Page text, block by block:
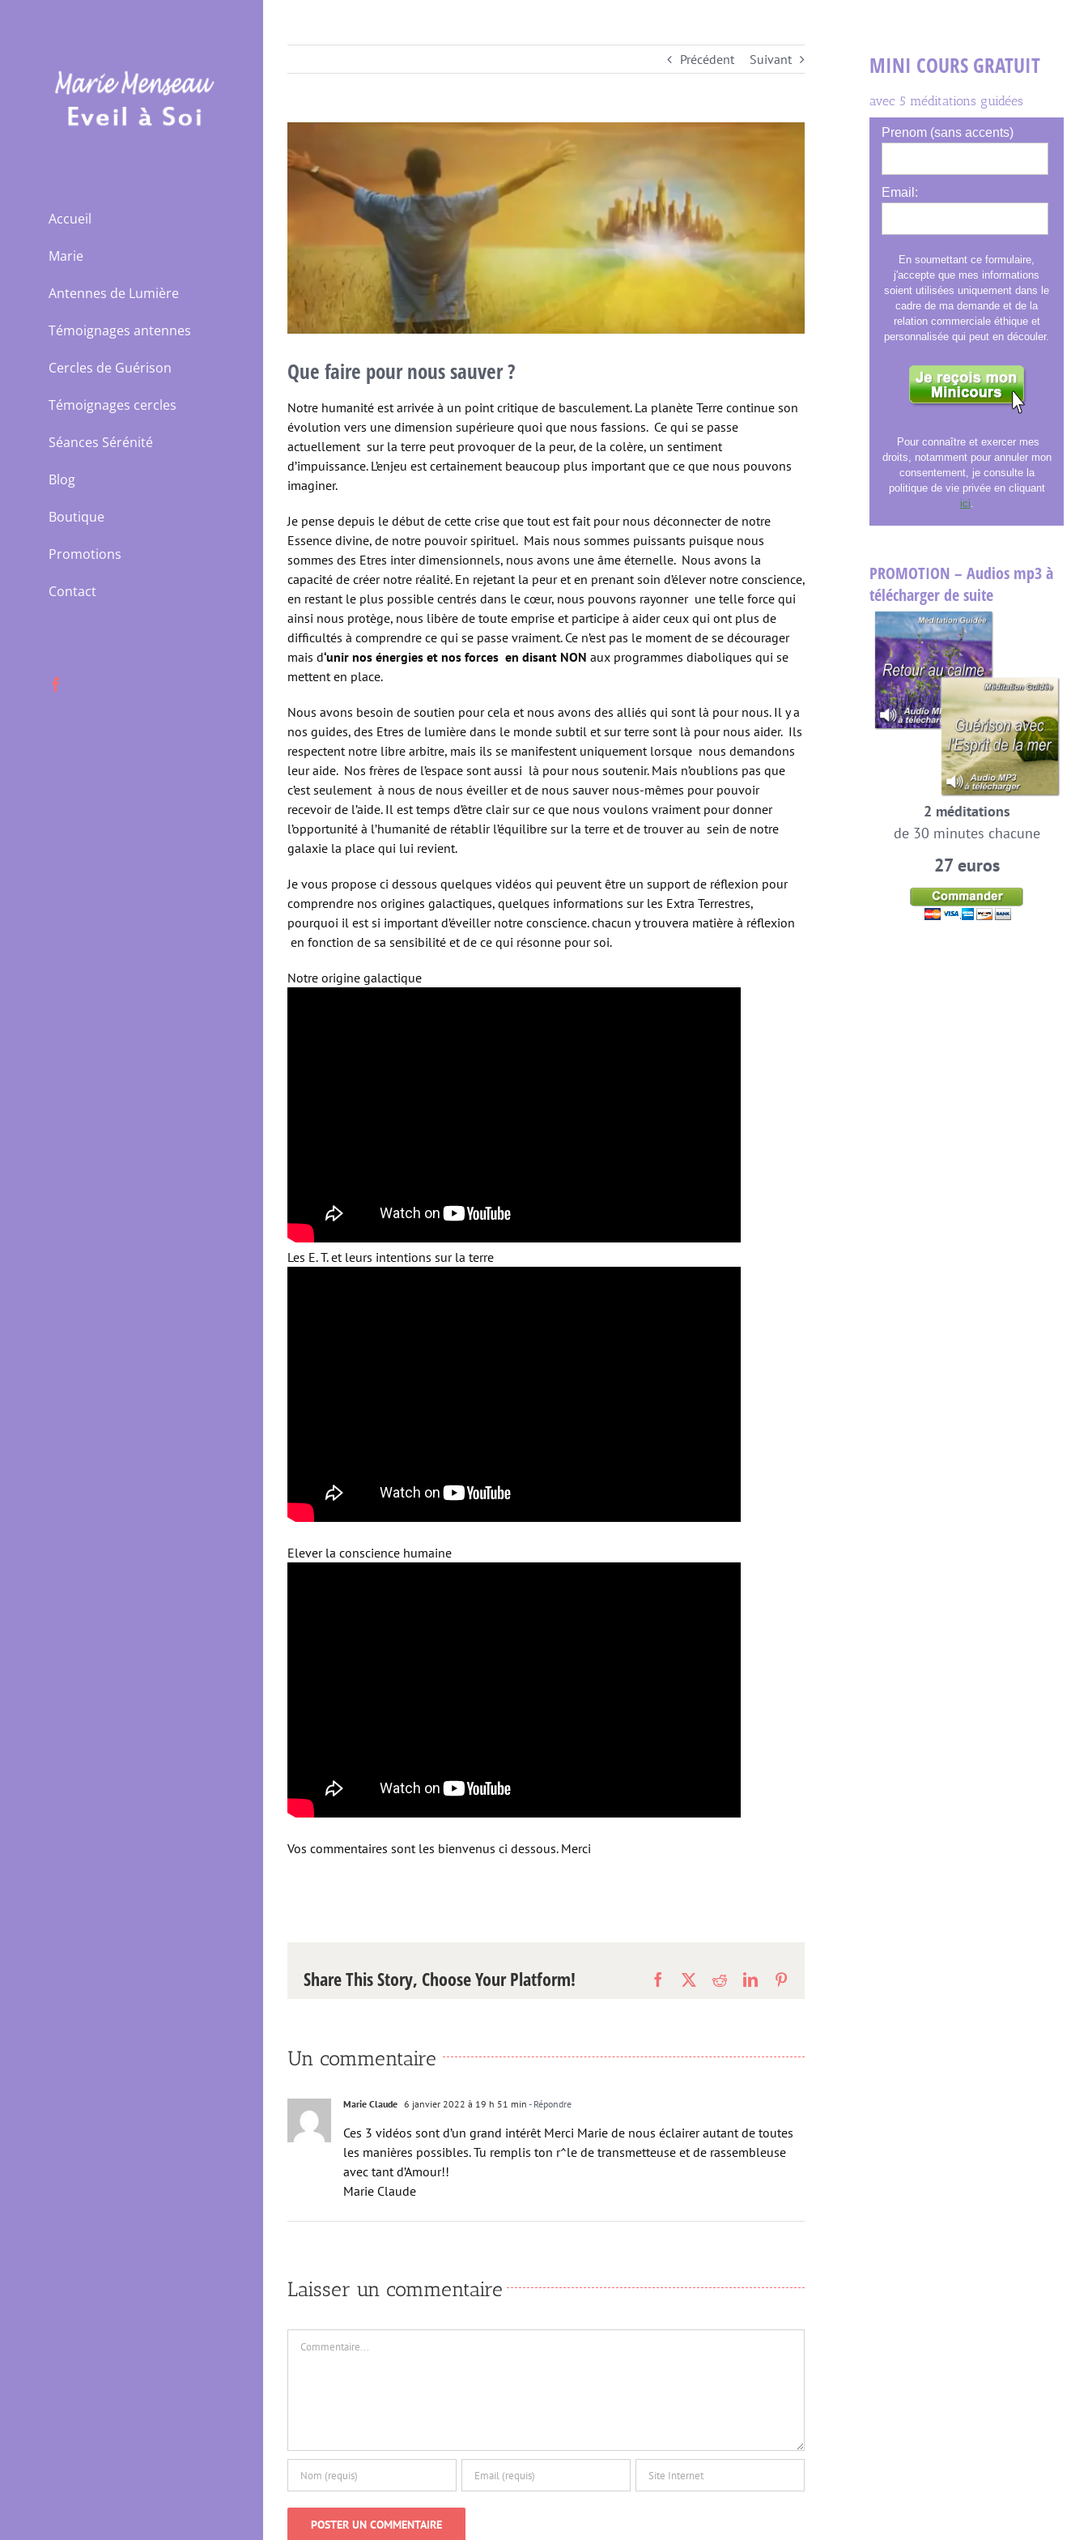
Accueil
Marie
Antennes de Lumière
Témoignages antennes
Cercles de Guérison
Témoignages cercles
Séances Sérénité
Blog
Boutique
Promotions
Contact
Précédent Suivant
Que faire pour nous sauver ?
Notre humanité est arrivée à un point critique de basculement. La planète Terre continue son
évolution vers une dimension supérieure quoi que nous fassions. Ce qui se passe
actuellement sur la terre peut provoquer de la peur, de la colère, un sentiment
d’impuissance. L’enjeu est certainement beaucoup plus important que ce que nous pouvons
imaginer.
Je pense depuis le début de cette crise que tout est fait pour nous déconnecter de notre
Essence divine, de notre pouvoir spirituel. Mais nous sommes puissants puisque nous
sommes des Etres inter dimensionnels, nous avons une âme éternelle. Nous avons la
capacité de créer notre réalité. En rejetant la peur et en prenant soin d’élever notre conscience,
en restant le plus possible centrés dans le cœur, nous pouvons rayonner une telle force qui
ainsi nous protège, nous libère de toute emprise et participe à aider ceux qui ont plus de
difficultés à comprendre ce qui se passe vraiment. Ce n’est pas le moment de se décourager
mais d‘unir nos énergies et nos forces en disant NON aux programmes diaboliques qui se
mettent en place.
Nous avons besoin de soutien pour cela et nous avons des alliés qui sont là pour nous. Il y a
nos guides, des Etres de lumière dans le monde subtil et sur terre sont là pour nous aider. Ils
respectent notre libre arbitre, mais ils se manifestent uniquement lorsque nous demandons
leur aide. Nos frères de l’espace sont aussi là pour nous soutenir. Mais n’oublions pas que
c’est seulement à nous de nous éveiller et de nous sauver nous-mêmes pour pouvoir
recevoir de l’aide. Il est temps d’être clair sur ce que nous voulons vraiment pour donner
l’opportunité à l’humanité de rétablir l’équilibre sur la terre et de trouver au sein de notre
galaxie la place qui lui revient.
Je vous propose ci dessous quelques vidéos qui peuvent être un support de réflexion pour
comprendre nos origines galactiques, quelques informations sur les Extra Terrestres,
pourquoi il est si important d’éveiller notre conscience. chacun y trouvera matière à réflexion
en fonction de sa sensibilité et de ce qui résonne pour soi.
Notre origine galactique
Les E. T. et leurs intentions sur la terre
Elever la conscience humaine
Vos commentaires sont les bienvenus ci dessous. Merci
Share This Story, Choose Your Platform! Facebook RedditLinkedIn
Un commentaire
Marie Claude 6 janvier 2022 à 19 h 51 min - Répondre
Ces 3 vidéos sont d’un grand intérêt Merci Marie de nous éclairer autant de toutes
les manières possibles. Tu remplis ton r^le de transmetteuse et de rassembleuse
avec tant d’Amour!!
Marie Claude
Laisser un commentaire
MINI COURS GRATUIT
avec 5 méditations guidées
Prenom (sans accents)
Email:
En soumettant ce formulaire,
j'accepte que mes informations
soient utilisées uniquement dans le
cadre de ma demande et de la
relation commerciale éthique et
personnalisée qui peut en découler.
Pour connaître et exercer mes
droits, notamment pour annuler mon
consentement, je consulte la
politique de vie privée en cliquant
ici.
PROMOTION – Audios mp3 à
télécharger de suite
2 méditations
de 30 minutes chacune
27 euros